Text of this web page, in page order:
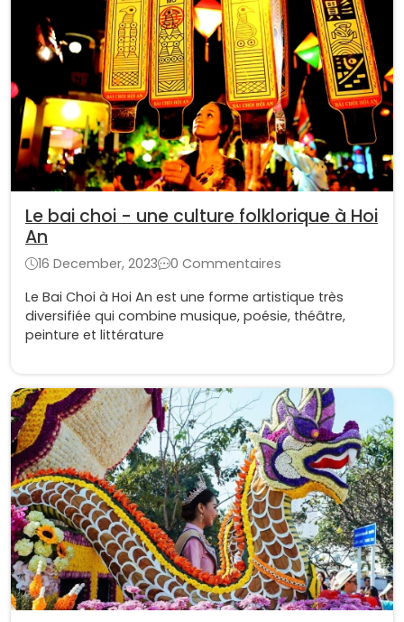
Le bai choi - une culture folklorique à Hoi
An
16 December, 2023
0 Commentaires
Le Bai Choi à Hoi An est une forme artistique très
diversifiée qui combine musique, poésie, théâtre,
peinture et littérature